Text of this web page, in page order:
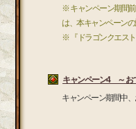
※ キャンペーン期間
は、本キャンペーン
※ 『ドラゴンクエス
キャンペーン4 ～ お
キャンペーン期間中